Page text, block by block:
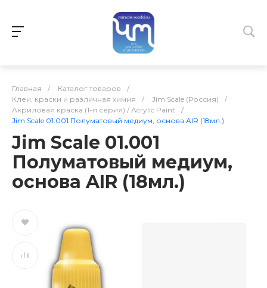
Главная / Каталог товаров
/
Клеи, краски и различная химия
/ Jim Scale (Россия)
/
Акриловая краска (1-я серия) / Acrylic Paint
/
Jim Scale 01.001 Полуматовый медиум, основа AIR (18мл.)
Jim Scale 01.001
Полуматовый медиум,
основа AIR (18мл.)